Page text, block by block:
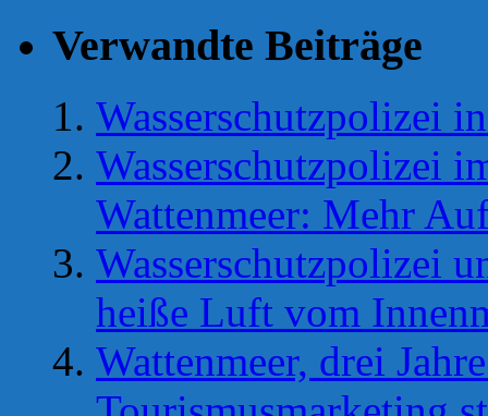
Verwandte Beiträge
Wasserschutzpolizei
Wasserschutzpolizei
Wattenmeer: Mehr
Wasserschutzpolizei
heiße Luft vom
Wattenmeer, drei